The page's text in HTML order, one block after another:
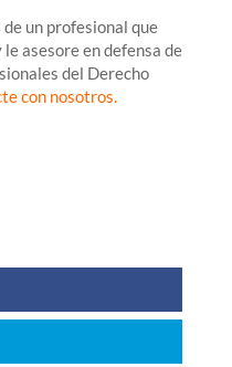
de un profesional que
asesore en defensa de
del Derecho
con nosotros.